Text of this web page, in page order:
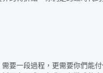
要一段過程，更需要你們能